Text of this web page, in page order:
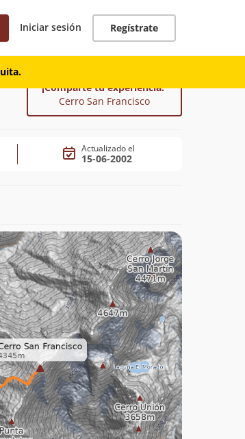
Iniciar sesión Regístrate
¡Comparte tu experiencia!
Cerro San Francisco
Actualizado el
15-06-2002